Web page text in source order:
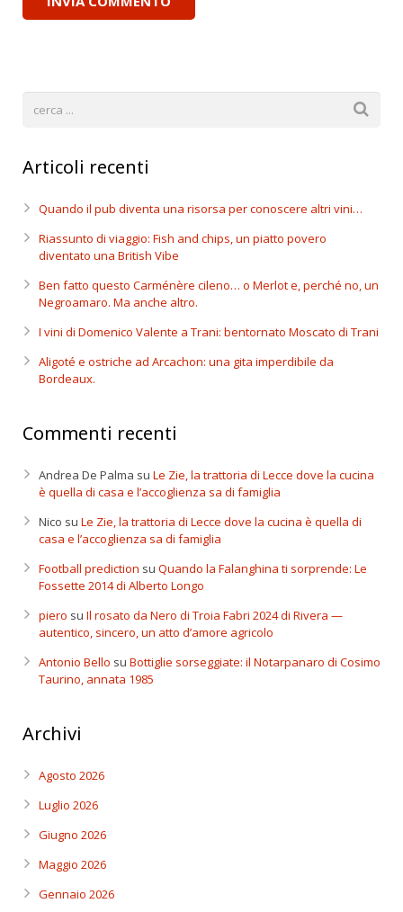
Articoli recenti
Quando il pub diventa una risorsa per conoscere altri vini…
Riassunto di viaggio: Fish and chips, un piatto povero
diventato una British Vibe
Ben fatto questo Carménère cileno… o Merlot e, perché no, un
Negroamaro. Ma anche altro.
I vini di Domenico Valente a Trani: bentornato Moscato di Trani
Aligoté e ostriche ad Arcachon: una gita imperdibile da
Bordeaux.
Commenti recenti
Andrea De Palma su Le Zie, la trattoria di Lecce dove la cucina
è quella di casa e l’accoglienza sa di famiglia
Nico su Le Zie, la trattoria di Lecce dove la cucina è quella di
casa e l’accoglienza sa di famiglia
Football prediction su Quando la Falanghina ti sorprende: Le
Fossette 2014 di Alberto Longo
piero su Il rosato da Nero di Troia Fabri 2024 di Rivera —
autentico, sincero, un atto d’amore agricolo
Antonio Bello su Bottiglie sorseggiate: il Notarpanaro di Cosimo
Taurino, annata 1985
Archivi
Agosto 2026
Luglio 2026
Giugno 2026
Maggio 2026
Gennaio 2026